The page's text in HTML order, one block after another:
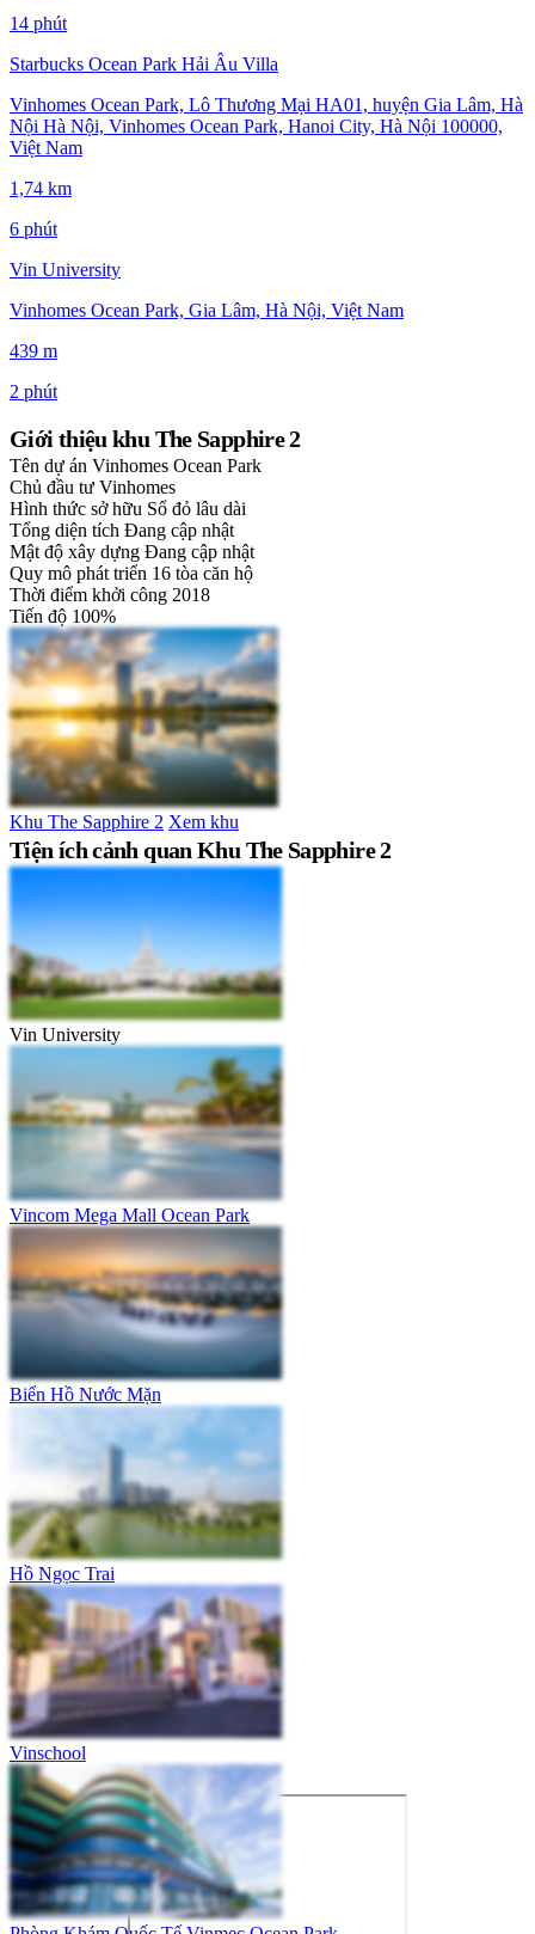
14 phút
Starbucks Ocean Park Hải Âu Villa
Vinhomes Ocean Park, Lô Thương Mại HA01, huyện Gia Lâm, Hà
Nội Hà Nội, Vinhomes Ocean Park, Hanoi City, Hà Nội 100000,
Việt Nam
1,74 km
6 phút
Vin University
Vinhomes Ocean Park, Gia Lâm, Hà Nội, Việt Nam
439 m
2 phút
Giới thiệu khu The Sapphire 2
Tên dự án Vinhomes Ocean Park
Chủ đầu tư Vinhomes
Hình thức sở hữu Sổ đỏ lâu dài
Tổng diện tích Đang cập nhật
Mật độ xây dựng Đang cập nhật
Quy mô phát triển 16 tòa căn hộ
Thời điểm khởi công 2018
Tiến độ 100%
Khu The Sapphire 2 Xem khu
Tiện ích cảnh quan Khu The Sapphire 2
Vin University
Vincom Mega Mall Ocean Park
Biển Hồ Nước Mặn
Hồ Ngọc Trai
Vinschool